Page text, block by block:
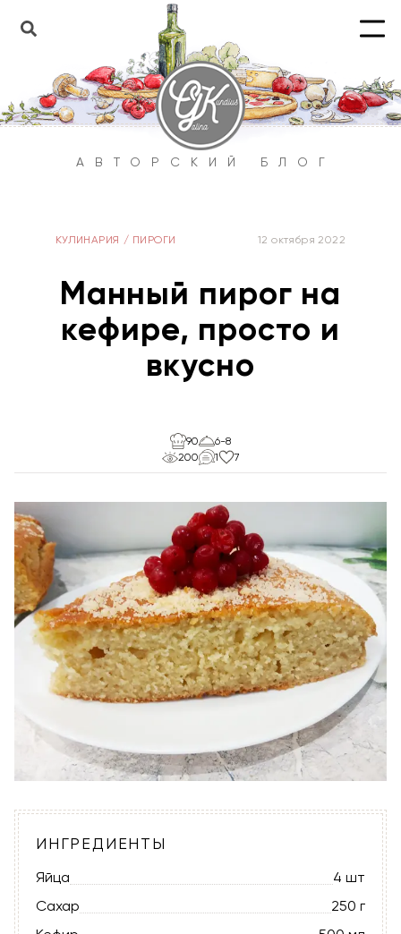
АВТОРСКИЙ БЛОГ
КУЛИНАРИЯ / ПИРОГИ 12 октября 2022
Манный пирог на
кефире, просто и
вкусно
90
6-8
200
1 7
ИНГРЕДИЕНТЫ
Яйца
4 шт
Сахар
250 г